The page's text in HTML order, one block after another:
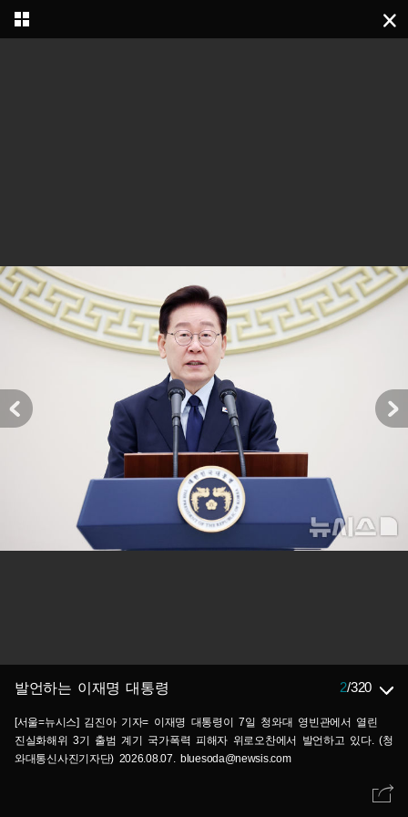
발언하는 이재명 대통령 2/320
[서울=뉴시스] 김진아 기자= 이재명 대통령이 7일 청와대 영빈관에서 열린
진실화해위 3기 출범 계기 국가폭력 피해자 위로오찬에서 발언하고 있다. (청
와대통신사진기자단) 2026.08.07. bluesoda@newsis.com